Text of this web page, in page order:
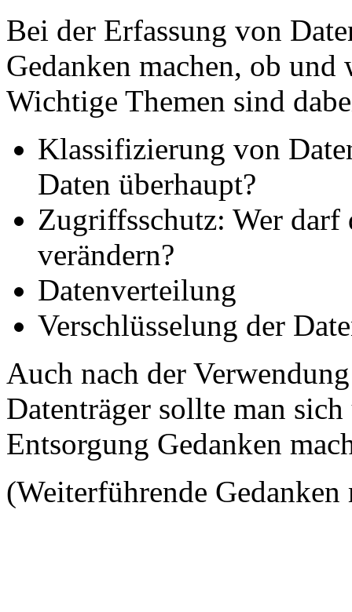
Bei der Erfassung von
Gedanken machen, ob und
Wichtige Themen sind
Klassifizierung von
Daten überhaupt?
Zugriffsschutz: Wer darf
verändern?
Datenverteilung
Verschlüsselung der
Auch nach der
Datenträger sollte man
Entsorgung Gedanken
(Weiterführende